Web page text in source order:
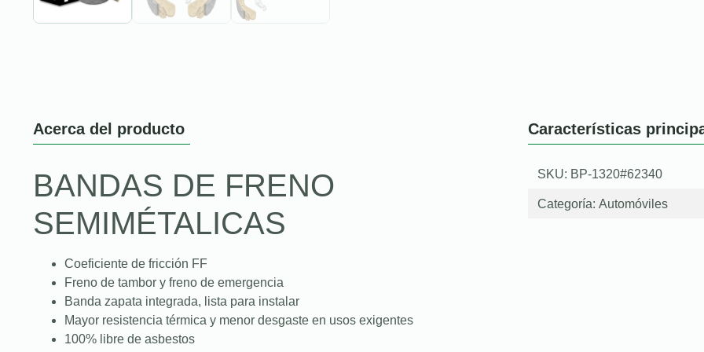
Acerca del producto
BANDAS DE FRENO
SEMIMÉTALICAS
Coeficiente de fricción FF
Freno de tambor y freno de emergencia
Banda zapata integrada, lista para instalar
Mayor resistencia térmica y menor desgaste en usos exigentes
100% libre de asbestos
Características
SKU: BP-1320#62340
Categoría: Automóviles